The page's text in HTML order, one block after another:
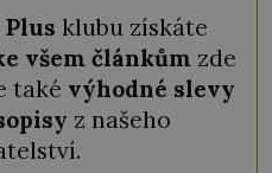
klubu získáte
všem článkůmzde
také výhodné slevy
z našeho